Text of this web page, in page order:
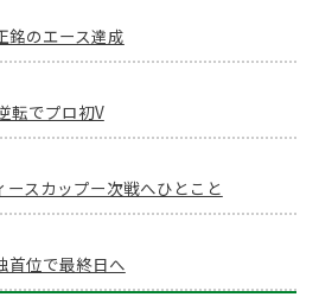
銘のエース達成
転でプロ初V
スカップー次戦へひとこと
位で最終日へ